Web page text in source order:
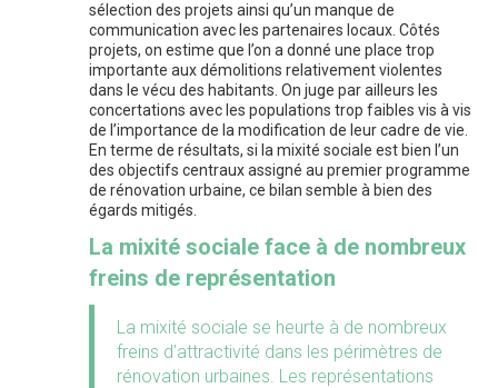
sélection des projets ainsi qu’un manque de
communication avec les partenaires locaux. Côtés
projets, on estime que l’on a donné une place trop
importante aux démolitions relativement violentes
dans le vécu des habitants. On juge par ailleurs les
concertations avec les populations trop faibles vis à vis
de l’importance de la modification de leur cadre de vie.
En terme de résultats, si la mixité sociale est bien l’un
des objectifs centraux assigné au premier programme
de rénovation urbaine, ce bilan semble à bien des
égards mitigés.
La mixité sociale face à de nombreux
freins de représentation
La mixité sociale se heurte à de nombreux
freins d’attractivité dans les périmètres de
rénovation urbaines. Les représentations